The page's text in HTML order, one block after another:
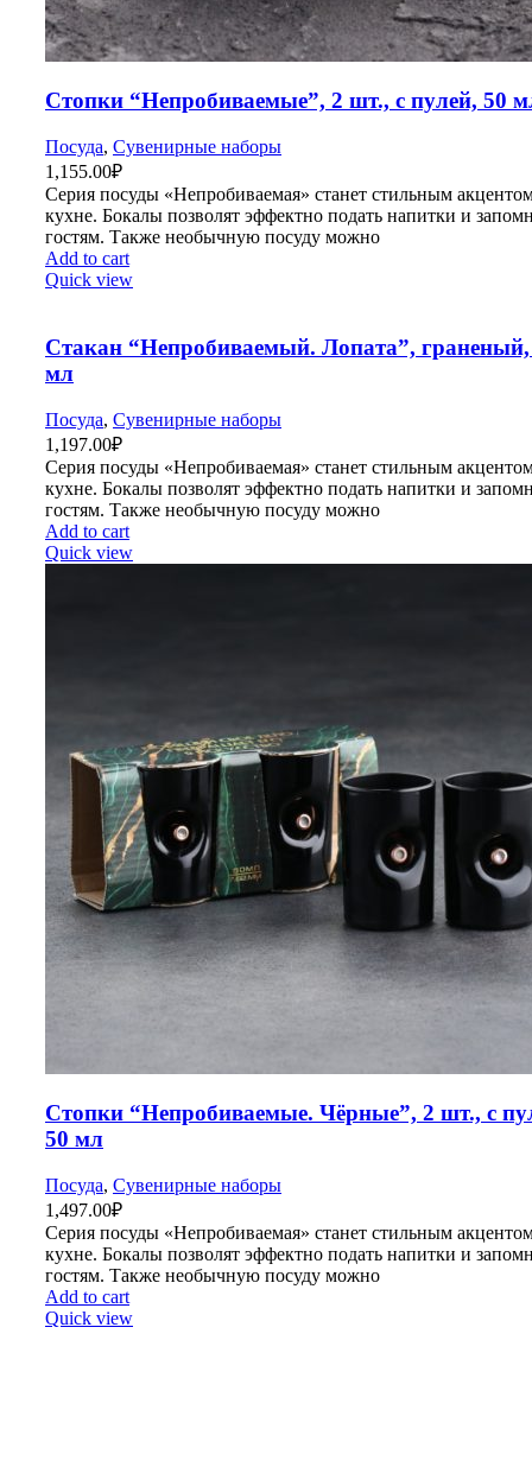
Стопки “Непробиваемые”, 2 шт., с пулей, 50
Посуда, Сувенирные наборы
1,155.00₽
Серия посуды «Непробиваемая» станет стильным
кухне. Бокалы позволят эффектно подать напитки и
гостям. Также необычную посуду можно
Add to cart
Quick view
Стакан “Непробиваемый. Лопата”, граненый,
мл
Посуда, Сувенирные наборы
1,197.00₽
Серия посуды «Непробиваемая» станет стильным
кухне. Бокалы позволят эффектно подать напитки и
гостям. Также необычную посуду можно
Add to cart
Quick view
Стопки “Непробиваемые. Чёрные”, 2 шт., с
50 мл
Посуда, Сувенирные наборы
1,497.00₽
Серия посуды «Непробиваемая» станет стильным
кухне. Бокалы позволят эффектно подать напитки и
гостям. Также необычную посуду можно
Add to cart
Quick view